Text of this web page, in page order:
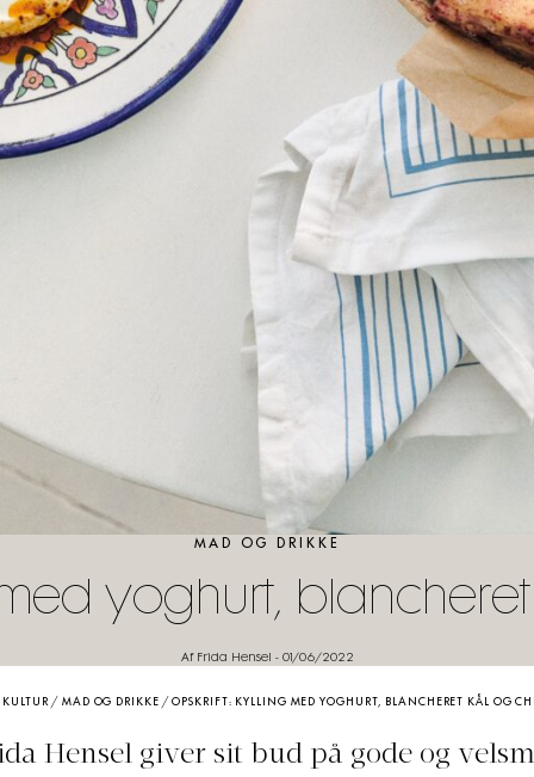
MAD OG DRIKKE
yoghurt,
Af Frida Hensel - 01/06/2022
KULTUR / MAD OG DRIKKE /OPSKRIFT: KYLLING MED YOGHURT, BLANCHERET KÅL OG
Hensel giver sit bud på gode og